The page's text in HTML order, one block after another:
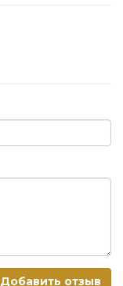
Добавить отзыв